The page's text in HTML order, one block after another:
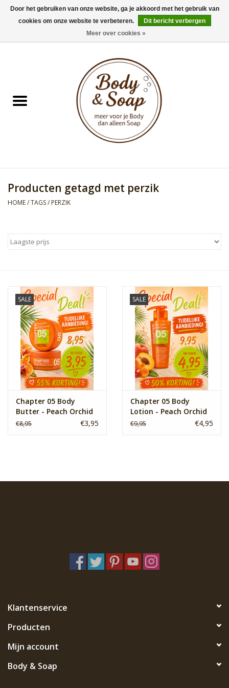
0 Artikelen - €0,00
Doucheproducten
Kids Collection
Soap
Verpakking
Reviews
Blogs
Producten getagd met perzik
HOME/TAGS/ PERZIK
SALE
Chapter 05 Body
Butter - Peach Orchid
€8,95 €3,95
SALE
Chapter 05 Body
Lotion - Peach Orchid
€9,95 €4,95
Klantenservice
Producten
Mijn account
Body & Soap
Door het gebruiken van onze website, ga je akkoord met het gebruik van
cookies om onze website te verbeteren.
Dit bericht verbergen
Meer over cookies »